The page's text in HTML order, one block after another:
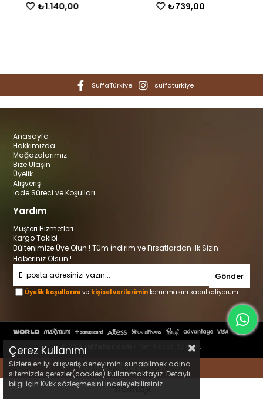
₺1.140,00 ₺739,00
SuffaTürkiye suffaturkiye
Anasayfa
Hakkımızda
Mağazalarımız
Bize Ulaşın
Üyelik
Alışveriş
İade Süreci ve Koşulları
Yardım
Müşteri Hizmetleri
Kargo Takibi
Bültenimize Üye Olun ! Tüm İndirim ve Fırsatlardan İlk Sizin
Haberiniz Olsun !
Gönder
Üyelik koşullarını ve kişisel verilerimin korunmasını kabul ediyorum.
© 2019 suffahac.com - Tüm Hakları Saklıdır.
Designed by Kerem Can Ünal
Çerez Kullanımı
Sizlere en iyi alışveriş deneyimini sunabilmek adına
sitemizde çerezler(cookies) kullanmaktayız. Detaylı
bilgi için Kvkk sözleşmesini inceleyebilirsiniz.